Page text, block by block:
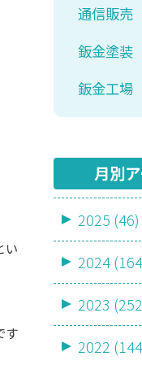
い
す
通信販売
鈑金塗装
鈑金工場
月別
2025 (46)
2024
2023
2022